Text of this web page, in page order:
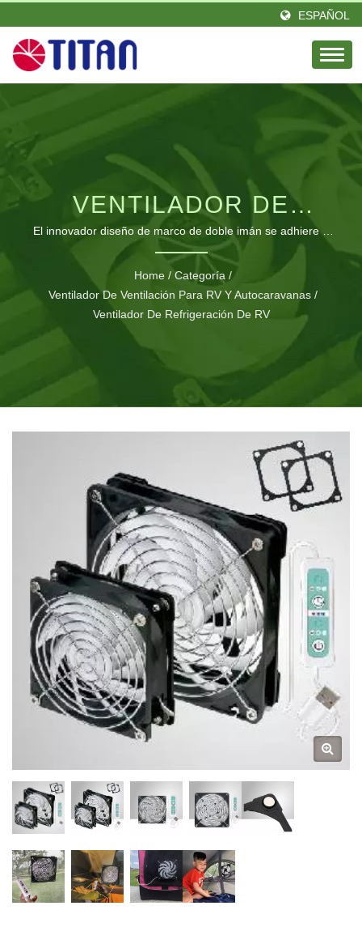
ESPAÑOL
VENTILADOR DE
ENFRIAMIENTO
MAGNÉTICO USB
VERSÁTIL PARA
SUPERFICIES DE
El innovador diseño de marco de doble imán se adhiere a
cualquier malla para un enfriamiento eficiente en carpas,
vehículos recreativos, pantallas de ventanas y
transportadoras de mascotas.
Home / Categoría /
Ventilador De Ventilación Para RV Y Autocaravanas /
Ventilador De Refrigeración De RV